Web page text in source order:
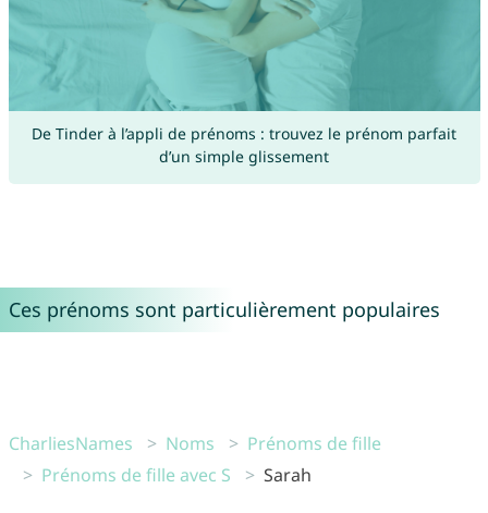
De Tinder à l’appli de prénoms : trouvez le prénom parfait
d’un simple glissement
Ces prénoms sont particulièrement populaires
CharliesNames Noms
Prénoms de fille
Prénoms de fille avec S
Sarah